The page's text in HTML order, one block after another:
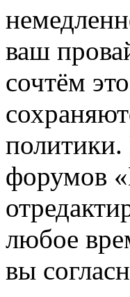
ваш
сочтём
политики.
форумов
любое
вы